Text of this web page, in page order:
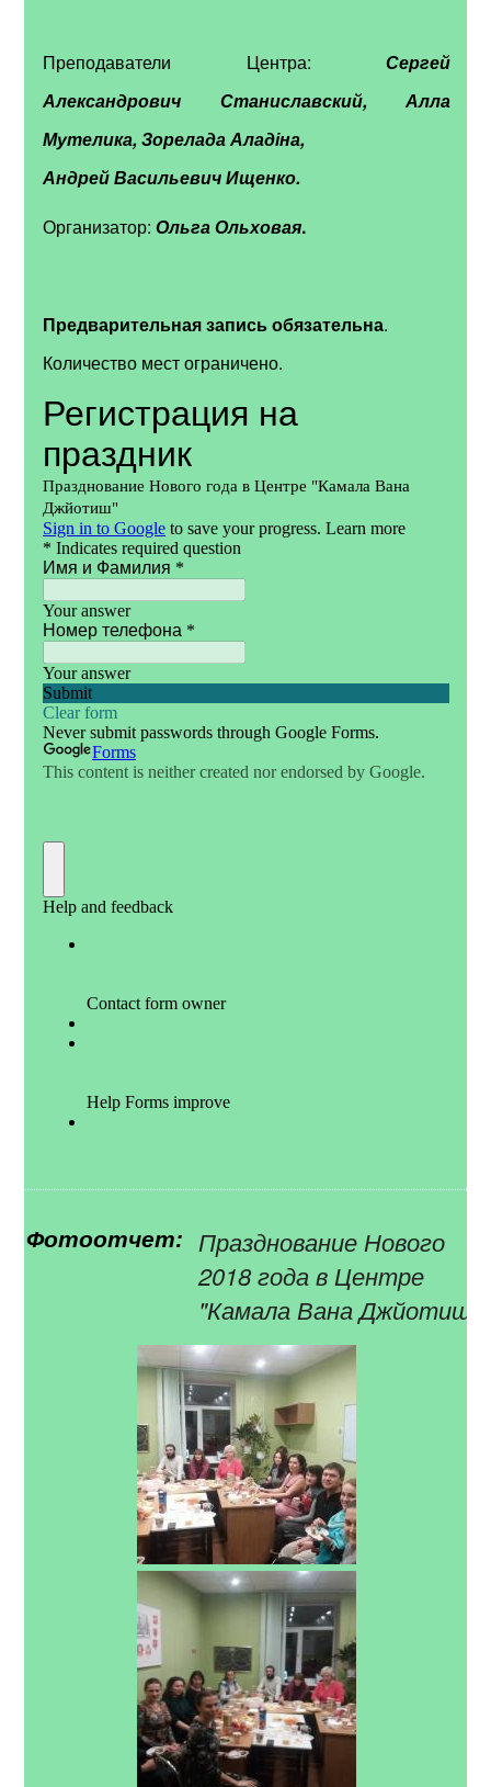
Преподаватели Центра: Сергей
Александрович Станиславский, Алла
Мутелика, Зорелада Аладіна,
Андрей Васильевич Ищенко.
Организатор:Ольга Ольховая.
Предварительная запись обязательна.
Количество мест ограничено.
Фотоотчет:
Празднование Нового
2018 года в Центре
"Камала Вана Джйотиш"!